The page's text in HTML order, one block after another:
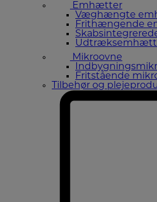
Emhætter
Væghængte
Frithængende
Mikroovne
Fritstående
Tilbehør og